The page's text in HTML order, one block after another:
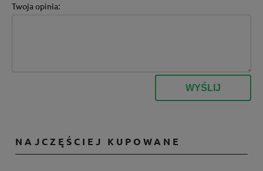
Twoja opinia:
WYŚLIJ
NAJCZĘŚCIEJ KUPOWANE